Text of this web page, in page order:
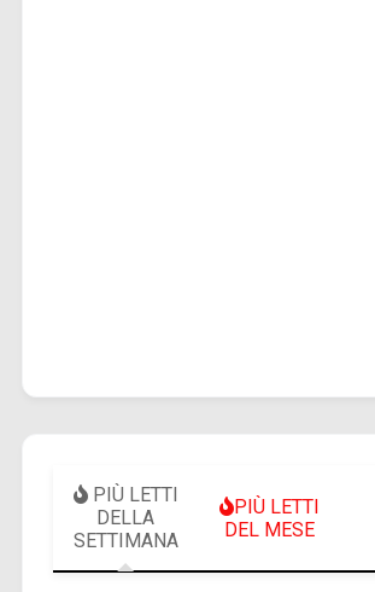
PIÙ LETTI
DELLA
SETTIMANA
PIÙ LETTI
DEL MESE